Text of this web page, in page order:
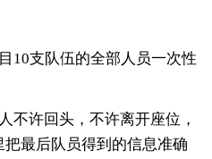
支队伍的全部人员一次性
许回头，不许离开座位，
最后队员得到的信息准确